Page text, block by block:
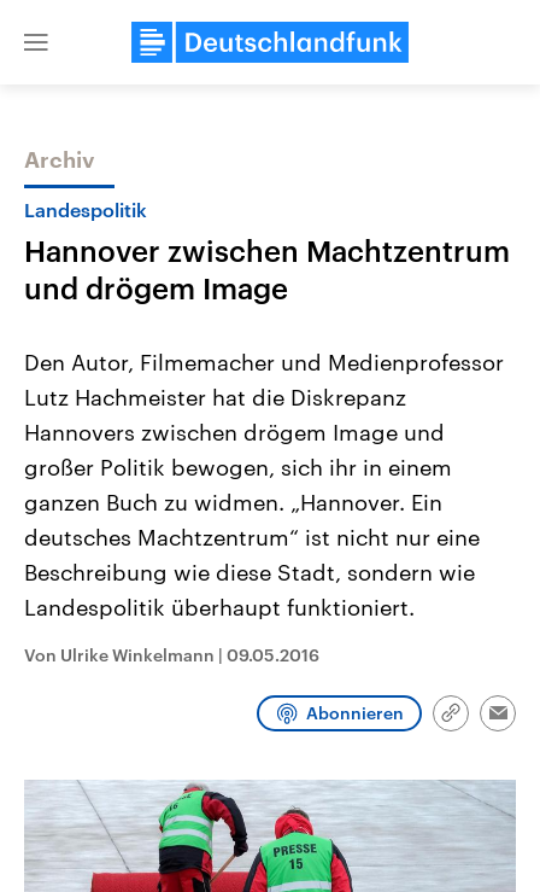
Close
Themen
Landtagswahl Sachsen-Anhalt
2026
Alle Informationen
Sachsen-Anhalt wählt am 6.
September 2026 einen neuen
Landtag. Seit 2021 wird das
Bundesland von einer Koalition aus
Umfragen, Prognosen,
Wahlprogramme, aktuelle Berichte
und Hintergründe zu den Parteien
Wahl.
USA
Aktuelle Beiträge,
Hintergründe
Wirtschaftlich und
gehören die Vereinigten
den mächtigsten Ländern
mit großem Einfluss auf
Sendungen Programm Podcasts
Archiv
Landespolitik
Hannover zwischen Machtzentrum
und drögem Image
Den Autor, Filmemacher und Medienprofessor
Lutz Hachmeister hat die Diskrepanz
Hannovers zwischen drögem Image und
großer Politik bewogen, sich ihr in einem
ganzen Buch zu widmen. „Hannover. Ein
deutsches Machtzentrum“ ist nicht nur eine
Beschreibung wie diese Stadt, sondern wie
Landespolitik überhaupt funktioniert.
Von Ulrike Winkelmann | 09.05.2016
Abonnieren
Link